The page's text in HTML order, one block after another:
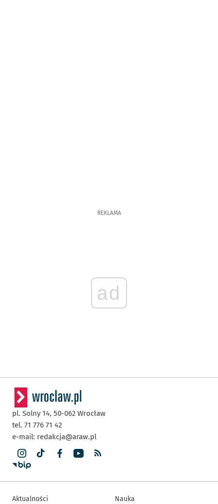
REKLAMA
ad
pl. Solny 14, 50-062 Wrocław
tel. 71 776 71 42
e-mail: redakcja@araw.pl
Aktualności Nauka